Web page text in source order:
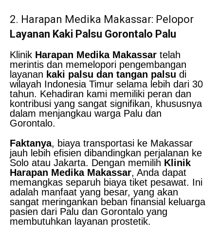
2. Harapan Medika Makassar: Pelopor
Layanan Kaki Palsu Gorontalo Palu
Klinik Harapan Medika Makassar telah
merintis dan memelopori pengembangan
layanan kaki palsu dan tangan palsu di
wilayah Indonesia Timur selama lebih dari 30
tahun. Kehadiran kami memiliki peran dan
kontribusi yang sangat signifikan, khususnya
dalam menjangkau warga Palu dan
Gorontalo.
Faktanya, biaya transportasi ke Makassar
jauh lebih efisien dibandingkan perjalanan ke
Solo atau Jakarta. Dengan memilih Klinik
Harapan Medika Makassar, Anda dapat
memangkas separuh biaya tiket pesawat. Ini
adalah manfaat yang besar, yang akan
sangat meringankan beban finansial keluarga
pasien dari Palu dan Gorontalo yang
membutuhkan layanan prostetik.